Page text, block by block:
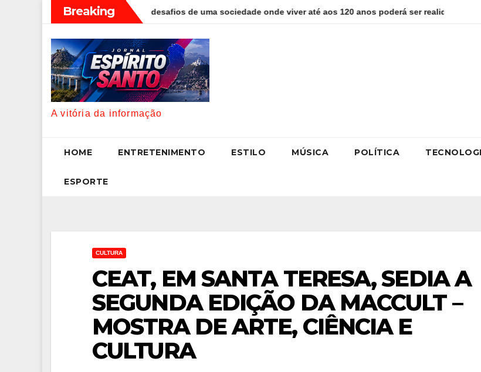
Breaking
Foggetti discute os desafios de uma sociedade onde viver até aos 120 anos poderá ser realidade Como
A vitória da informação
HOME ENTRETENIMENTO ESTILO MÚSICA POLÍTICA
ESPORTE
CULTURA
CEAT, EM SANTA TERESA, SEDIA A
SEGUNDA EDIÇÃO DA MACCULT –
MOSTRA DE ARTE, CIÊNCIA E
CULTURA